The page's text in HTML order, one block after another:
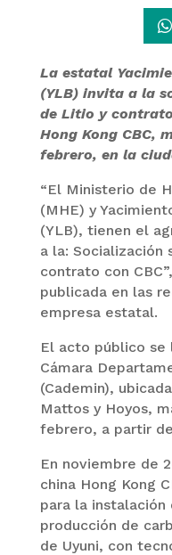
La estatal
(YLB) invita a la
de Litio y
Hong Kong CBC,
febrero, en la
“El Ministerio de
(MHE) y
(YLB), tienen el
a la: Socialización
contrato con
publicada en las
empresa estatal.
El acto público se
Cámara
(Cademin),
Mattos y Hoyos,
febrero, a partir de
En noviembre de
china Hong Kong
para la
producción de
de Uyuni, con